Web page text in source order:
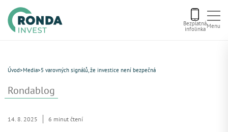
Letní bonus
Aktuální nabídka
Bezplatná
infolinka Menu
Úvod>Media>5 varovných signálů, že investice není bezpečná
Rondablog
14. 8. 2025 6 minut čtení